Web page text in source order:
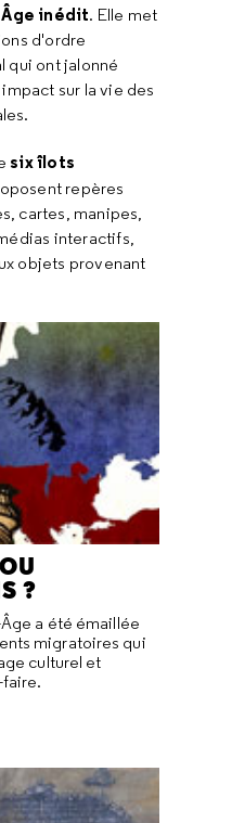
inédit. Elle met
d'ordre
qui ont jalonné
sur la vie des
six îlots
repères
cartes, manipes,
interactifs,
objets provenant
?
a été émaillée
migratoires qui
culturel et